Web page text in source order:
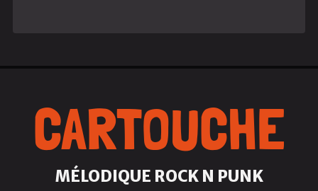
CARTOUCHE
MÉLODIQUE ROCK N PUNK